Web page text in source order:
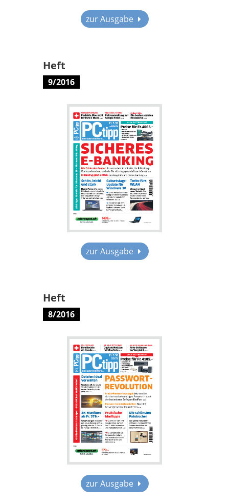
zur Ausgabe
Heft
9/2016
zur Ausgabe
Heft
8/2016
zur Ausgabe